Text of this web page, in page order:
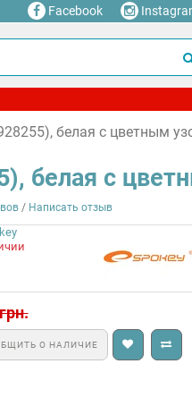
Facebook
белая с цветным
белая с
/ Написать отзыв
О НАЛИЧИЕ